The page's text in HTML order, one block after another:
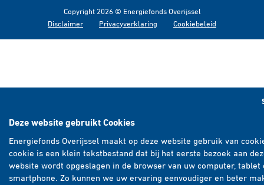
Copyright 2026 © Energiefonds Overijssel
Disclaimer
Privacyverklaring Cookiebeleid
Deze website gebruikt Cookies
Energiefonds Overijssel maakt op deze website gebruik van
cookie is een klein tekstbestand dat bij het eerste bezoek aan
website wordt opgeslagen in de browser van uw computer, tablet
smartphone. Zo kunnen we uw ervaring eenvoudiger en beter